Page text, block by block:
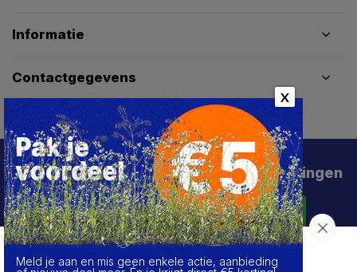
Informatie
Contactgegevens
Schrijf je in voor de beste deals en kortingen
Abonneer
X
Meld je aan en mis geen enkele actie, aanbieding
Over de cookies op deze website